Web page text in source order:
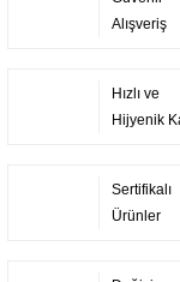
Alışveriş
Hızlı ve
Hijyenik
Sertifikalı
Ürünler